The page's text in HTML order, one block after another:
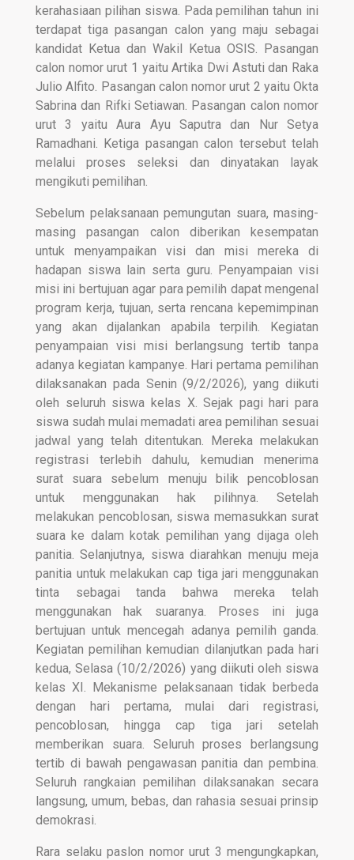
kerahasiaan pilihan siswa. Pada pemilihan tahun ini
terdapat tiga pasangan calon yang maju sebagai
kandidat Ketua dan Wakil Ketua OSIS. Pasangan
calon nomor urut 1 yaitu Artika Dwi Astuti dan Raka
Julio Alfito. Pasangan calon nomor urut 2 yaitu Okta
Sabrina dan Rifki Setiawan. Pasangan calon nomor
urut 3 yaitu Aura Ayu Saputra dan Nur Setya
Ramadhani. Ketiga pasangan calon tersebut telah
melalui proses seleksi dan dinyatakan layak
mengikuti pemilihan.
Sebelum pelaksanaan pemungutan suara, masing-
masing pasangan calon diberikan kesempatan
untuk menyampaikan visi dan misi mereka di
hadapan siswa lain serta guru. Penyampaian visi
misi ini bertujuan agar para pemilih dapat mengenal
program kerja, tujuan, serta rencana kepemimpinan
yang akan dijalankan apabila terpilih. Kegiatan
penyampaian visi misi berlangsung tertib tanpa
adanya kegiatan kampanye. Hari pertama pemilihan
dilaksanakan pada Senin (9/2/2026), yang diikuti
oleh seluruh siswa kelas X. Sejak pagi hari para
siswa sudah mulai memadati area pemilihan sesuai
jadwal yang telah ditentukan. Mereka melakukan
registrasi terlebih dahulu, kemudian menerima
surat suara sebelum menuju bilik pencoblosan
untuk menggunakan hak pilihnya. Setelah
melakukan pencoblosan, siswa memasukkan surat
suara ke dalam kotak pemilihan yang dijaga oleh
panitia. Selanjutnya, siswa diarahkan menuju meja
panitia untuk melakukan cap tiga jari menggunakan
tinta sebagai tanda bahwa mereka telah
menggunakan hak suaranya. Proses ini juga
bertujuan untuk mencegah adanya pemilih ganda.
Kegiatan pemilihan kemudian dilanjutkan pada hari
kedua, Selasa (10/2/2026) yang diikuti oleh siswa
kelas XI. Mekanisme pelaksanaan tidak berbeda
dengan hari pertama, mulai dari registrasi,
pencoblosan, hingga cap tiga jari setelah
memberikan suara. Seluruh proses berlangsung
tertib di bawah pengawasan panitia dan pembina.
Seluruh rangkaian pemilihan dilaksanakan secara
langsung, umum, bebas, dan rahasia sesuai prinsip
demokrasi.
Rara selaku paslon nomor urut 3 mengungkapkan,